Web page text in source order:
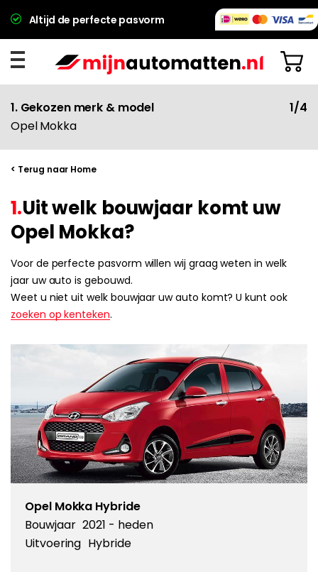
Altijd de perfecte pasvorm
1. Gekozen merk & model
Opel Mokka
1/4
< Terug naar Home
1.Uit welk bouwjaar komt uw
Opel Mokka?
Voor de perfecte pasvorm willen wij graag weten in welk
jaar uw auto is gebouwd.
Weet u niet uit welk bouwjaar uw auto komt? U kunt ook
zoeken op kenteken.
Opel Mokka Hybride
Bouwjaar 2021 - heden
Uitvoering Hybride